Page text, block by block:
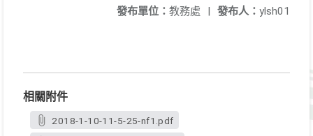
發布人： ylsh01
發布單位： 教務處 |
相關附件
2018-1-10-11-5-25-nf1.pdf